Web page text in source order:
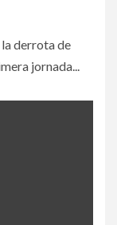
derrota de
jornada...